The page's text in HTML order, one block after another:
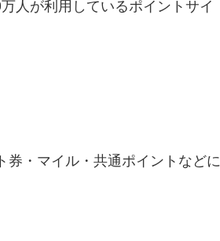
人が利用しているポイントサイ
・マイル・共通ポイントなどに